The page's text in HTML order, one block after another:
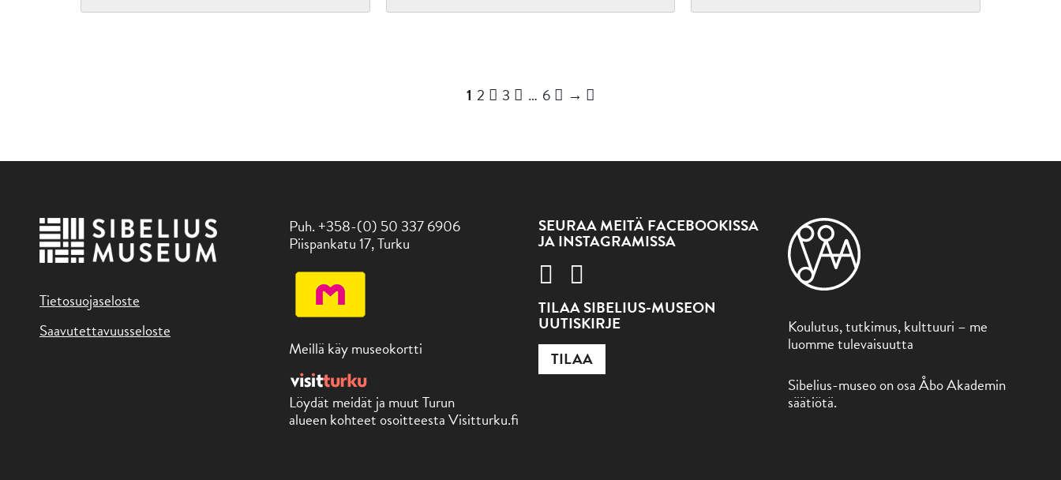
Sivu
1 Sivu
2 Sivu
3 … Sivu
6 → Seuraava
Tietosuojaseloste
Saavutettavuusseloste
Puh. +358-(0) 50 337 6906
Piispankatu 17, Turku
Meillä käy museokortti
Löydät meidät ja muut Turun
alueen kohteet osoitteesta Visitturku.fi
SEURAA MEITÄ FACEBOOKISSA
JA INSTAGRAMISSA
TILAA SIBELIUS-MUSEON
UUTISKIRJE
TILAA
Koulutus, tutkimus, kulttuuri – me
luomme tulevaisuutta
Sibelius-museo on osa Åbo Akademin
säätiötä.